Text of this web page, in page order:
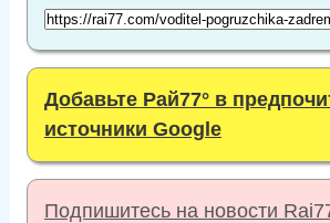
Добавьте Рай77° в
источники Google
Подпишитесь на новости